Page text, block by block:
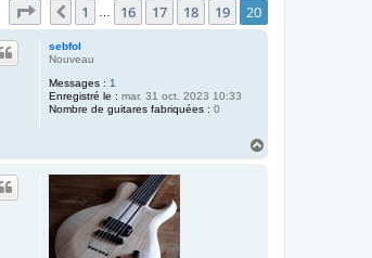
Page 20 sur 20
Précédente
1 16 17 18 19 20
sebfol
Nouveau
Messages : 1
Enregistré le : mar. 31 oct. 2023 10:33
Nombre de guitares fabriquées : 0